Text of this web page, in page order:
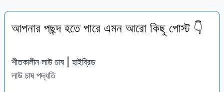
আপনার পছন্দ হতে পারে এমন আরো কিছু পোস্ট 👇
শীতকালীন লাউ চাষ | হাইব্রিড
লাউ চাষ পদ্ধতি